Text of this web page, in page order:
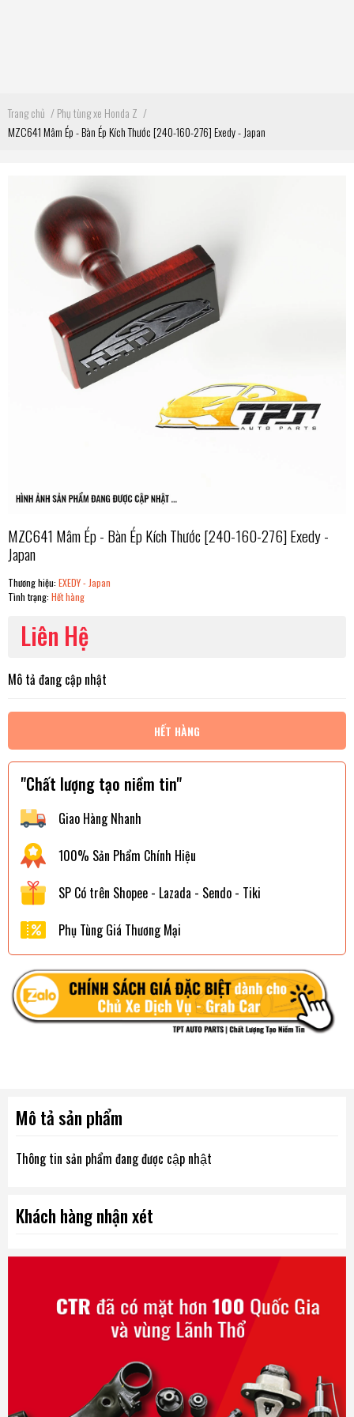
Trang chủ /Phụ tùng xe Honda Z /
MZC641 Mâm Ép - Bàn Ép Kích Thước [240-160-276] Exedy - Japan
MZC641 Mâm Ép - Bàn Ép Kích Thước [240-160-276] Exedy -
Japan
Thương hiệu: EXEDY - Japan
Tình trạng: Hết hàng
Liên Hệ
Mô tả đang cập nhật
HẾT HÀNG
"Chất lượng tạo niềm tin"
Giao Hàng Nhanh
100% Sản Phẩm Chính Hiệu
SP Có trên Shopee - Lazada - Sendo - Tiki
Phụ Tùng Giá Thương Mại
Mô tả sản phẩm
Thông tin sản phẩm đang được cập nhật
Khách hàng nhận xét